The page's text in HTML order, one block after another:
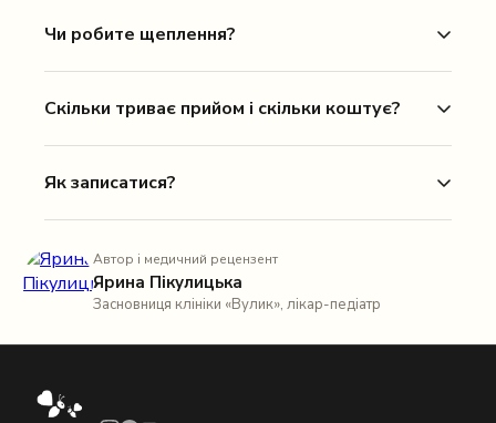
Чи робите щеплення?
Скільки триває прийом і скільки коштує?
Як записатися?
Автор і медичний рецензент
Ярина Пікулицька
Засновниця клініки «Вулик», лікар-педіатр